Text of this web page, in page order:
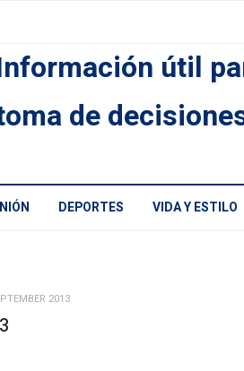
útil
de
DEPORTES VIDA Y ESTILO
2013